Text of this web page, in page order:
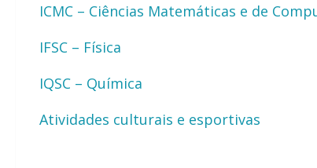
ICMC – Ciências Matemáticas e de
IFSC – Física
IQSC – Química
Atividades culturais e esportivas